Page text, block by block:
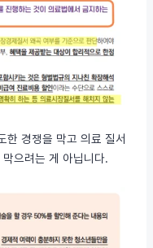
한 경쟁을 막고 의료 질서
으려는 게 아닙니다.